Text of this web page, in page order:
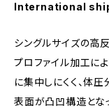
International
シングルサイズの高
プロファイル加工に
に集中しにくく、体
表面が凸凹構造とな